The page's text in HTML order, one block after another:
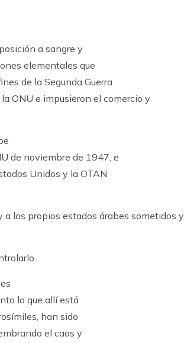
a sangre y
elementales que
de la Segunda Guerra
ONU e impusieron el comercio y
de noviembre de 1947, e
Unidos y la OTAN.
a los propios estados árabes sometidos y
lo que allí está
han sido
el caos y